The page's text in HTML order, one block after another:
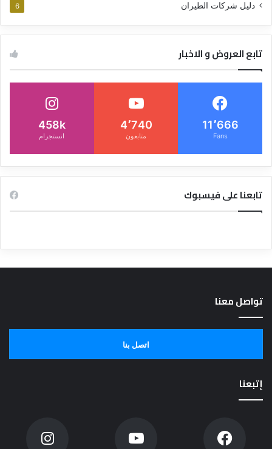
دليل شركات الطيران 6
تابع العروض و الاخبار
11٬666
Fans
4٬740
متابعون
458k
انستجرام
تابعنا على فيسبوك
تواصل معنا
اتصل بنا
إتبعنا